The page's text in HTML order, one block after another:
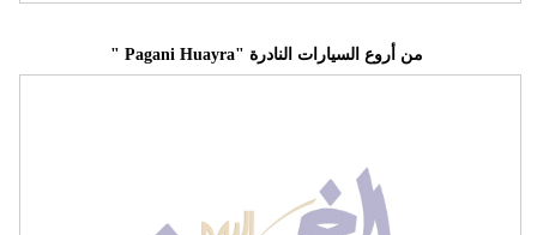
" Pagani Huayra" من أروع السيارات النادرة